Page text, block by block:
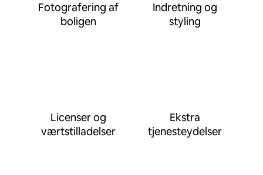
Fotografering af
boligen
Indretning og
styling
Licenser og
værtstilladelser
Ekstra
tjenesteydelser